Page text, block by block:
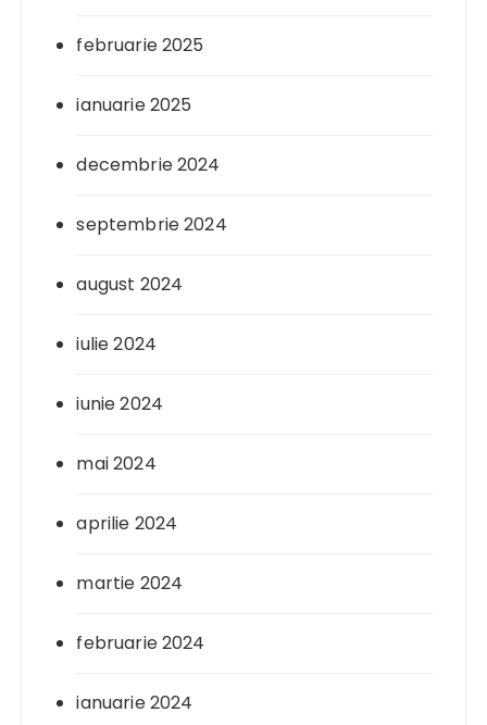
februarie 2025
ianuarie 2025
decembrie 2024
septembrie 2024
august 2024
iulie 2024
iunie 2024
mai 2024
aprilie 2024
martie 2024
februarie 2024
ianuarie 2024